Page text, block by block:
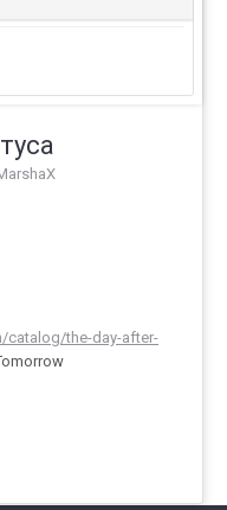
catalog/the-day-after-